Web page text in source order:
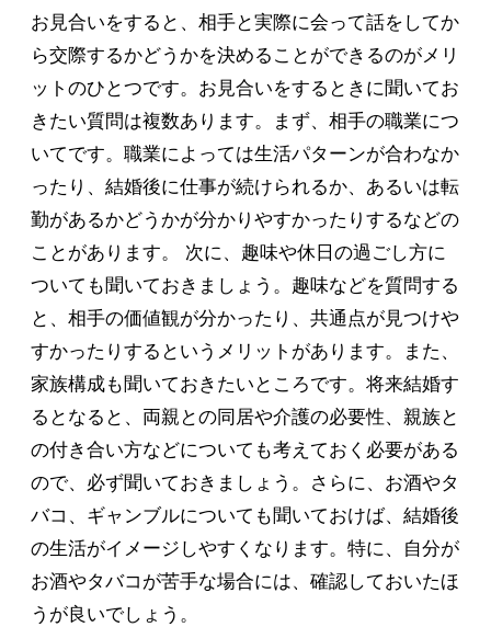
お見合いをすると、相手と実際に会って話をしてか
ら交際するかどうかを決めることができるのがメリ
ットのひとつです。お見合いをするときに聞いてお
きたい質問は複数あります。まず、相手の職業につ
いてです。職業によっては生活パターンが合わなか
ったり、結婚後に仕事が続けられるか、あるいは転
勤があるかどうかが分かりやすかったりするなどの
ことがあります。 次に、趣味や休日の過ごし方に
ついても聞いておきましょう。趣味などを質問する
と、相手の価値観が分かったり、共通点が見つけや
すかったりするというメリットがあります。また、
家族構成も聞いておきたいところです。将来結婚す
るとなると、両親との同居や介護の必要性、親族と
の付き合い方などについても考えておく必要がある
ので、必ず聞いておきましょう。さらに、お酒やタ
バコ、ギャンブルについても聞いておけば、結婚後
の生活がイメージしやすくなります。特に、自分が
お酒やタバコが苦手な場合には、確認しておいたほ
うが良いでしょう。